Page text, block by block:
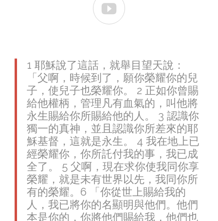

1 耶穌說了這話，就舉目望天說：
「父啊，時候到了，願你榮耀你的兒
子，使兒子也榮耀你。 2 正如你曾賜
給他權柄，管理凡有血氣的，叫他將
永生賜給你所賜給他的人。 3 認識你
獨一的真神，並且認識你所差來的耶
穌基督，這就是永生。 4 我在地上已
經榮耀你，你所託付我的事，我已成
全了。 5 父啊，現在求你使我同你享
榮耀，就是未有世界以先，我同你所
有的榮耀。 6
「你從世上賜給我的
人，我已將你的名顯明與他們。他們
本是你的，你將他們賜給我，他們也